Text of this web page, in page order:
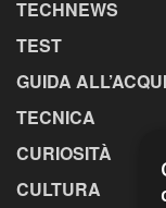
TECHNEWS
TEST
GUIDA
TECNICA
CURIOSITÀ
CULTURA